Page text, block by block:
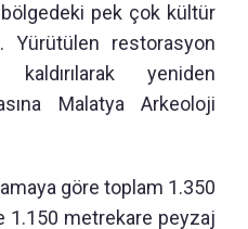
pek çok kültür
Yürütülen restorasyon
kaldırılarak yeniden
Malatya Arkeoloji
göre toplam 1.350
1.150 metrekare peyzaj